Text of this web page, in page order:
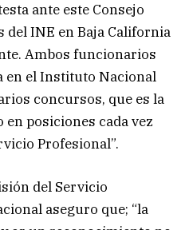
ante este Consejo
del INE en Baja California
Ambos funcionarios
en el Instituto Nacional
concursos, que es la
en posiciones cada vez
Profesional”.
del Servicio
aseguro que; “la